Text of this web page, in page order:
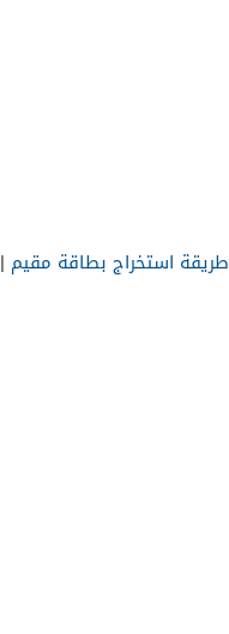
طريقة استخراج بطاقة مقيم |